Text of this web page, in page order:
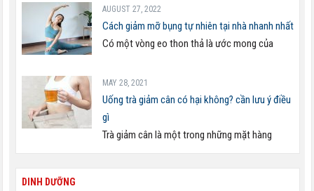
AUGUST 27, 2022
Cách giảm mỡ bụng tự nhiên tại nhà nhanh nhất
Có một vòng eo thon thả là ước mong của
MAY 28, 2021
Uống trà giảm cân có hại không? cần lưu ý điều
gì
Trà giảm cân là một trong những mặt hàng
DINH DƯỠNG